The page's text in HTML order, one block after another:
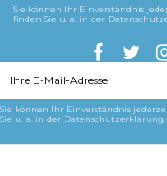
Sie können Ihr Einverständnis
finden Sie u. a. in der
Sie können Ihr Einverständnis
Sie u. a. in der Datenschutzerklärung.